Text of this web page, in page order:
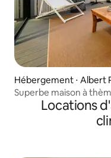
Hébergement ⋅ Albert
Superbe maison à
Locations